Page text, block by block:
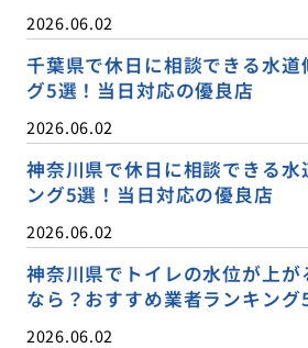
2026.06.02
千葉県で休日に相談できる水
グ5選！当日対応の優良店
2026.06.02
神奈川県で休日に相談できる水
ング5選！当日対応の優良店
2026.06.02
神奈川県でトイレの水位が上が
なら？おすすめ業者ランキング
2026.06.02